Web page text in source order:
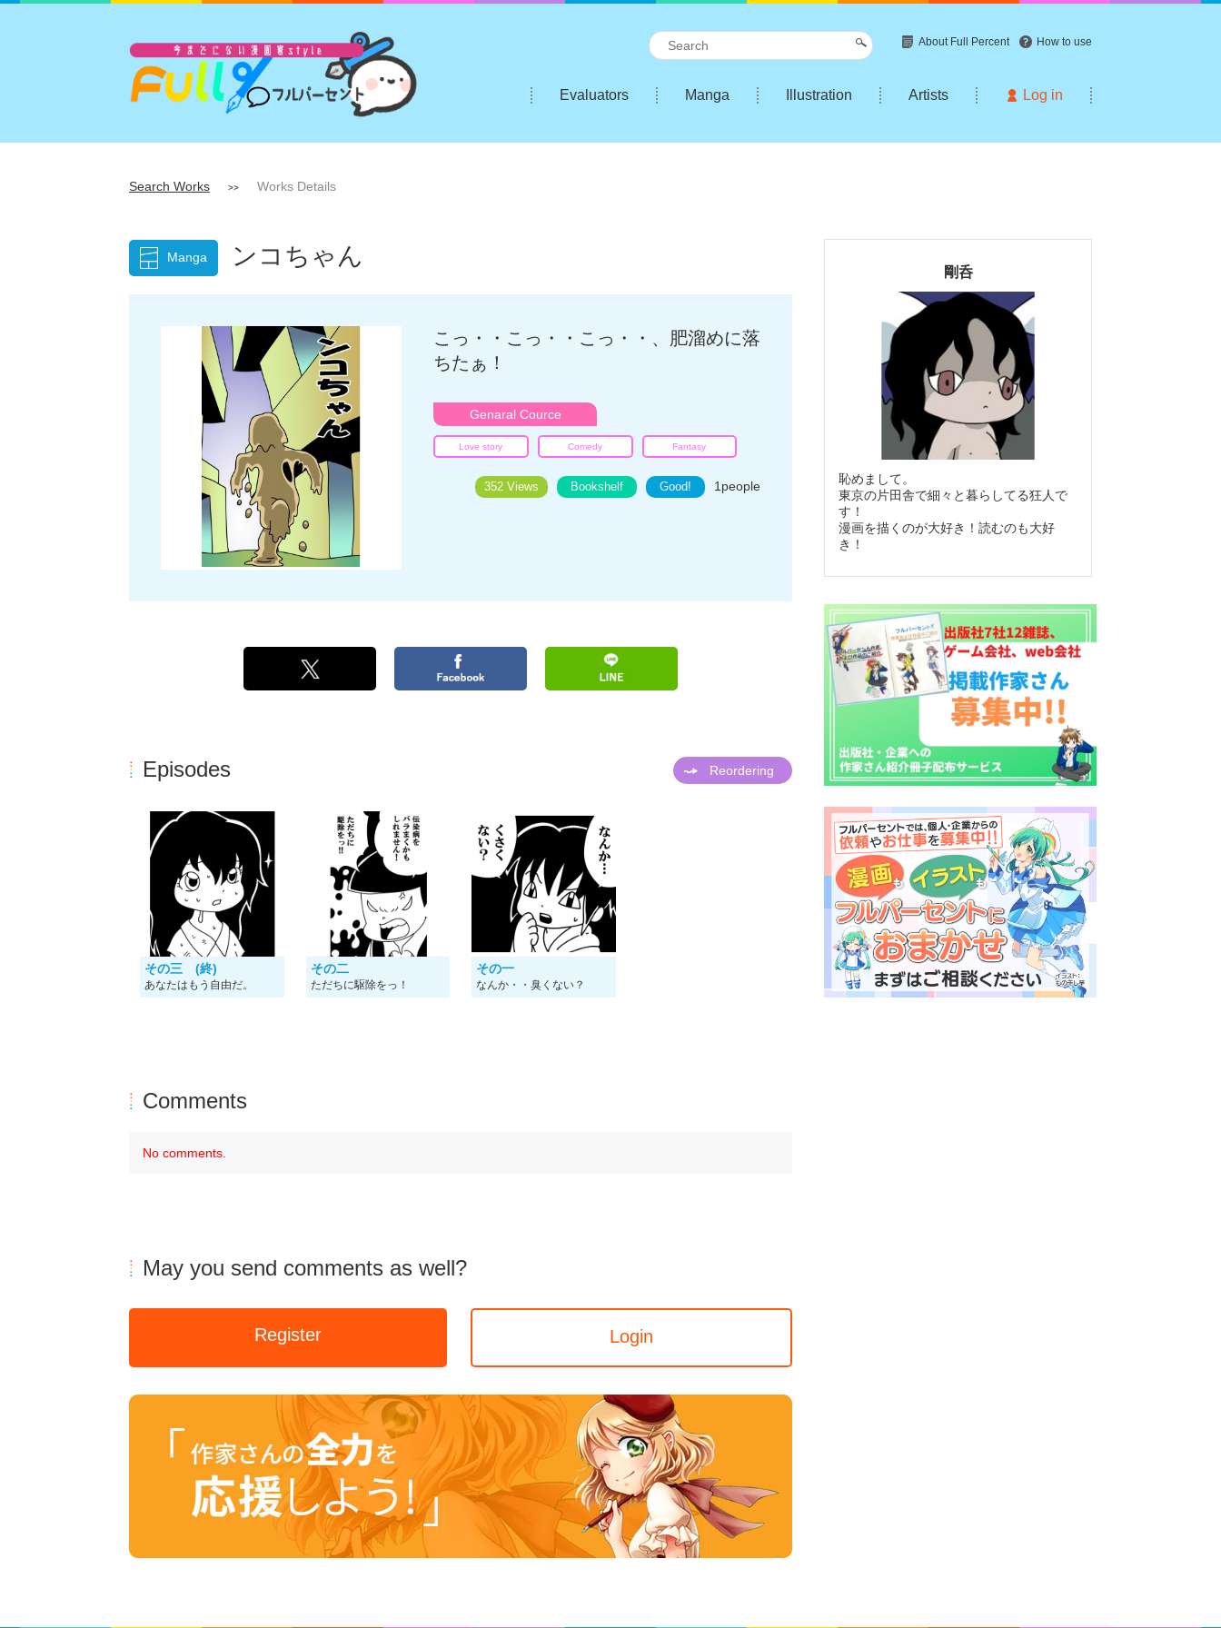
About Full Percent How to use
Evaluators Manga Illustration Artists Log in
Search Works >> Works Details
Manga ンコちゃん
こっ・・こっ・・こっ・・、肥溜めに落
ちたぁ！
Genaral Cource
Love story Comedy Fantasy
Good! 1 people
Bookshelf
352 Views
Episodes Reordering
その三 (終)
あなたはもう自由だ。
その二
ただちに駆除をっ！
その一
なんか・・臭くない？
Comments
No comments.
May you send comments as well?
Register Login
剛呑
恥めまして。
東京の片田舎で細々と暮らしてる狂人で
す！
漫画を描くのが大好き！読むのも大好
き！